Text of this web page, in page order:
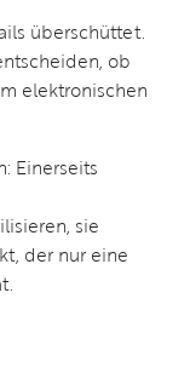
überschüttet.
ob
elektronischen
Einerseits
sie
der nur eine